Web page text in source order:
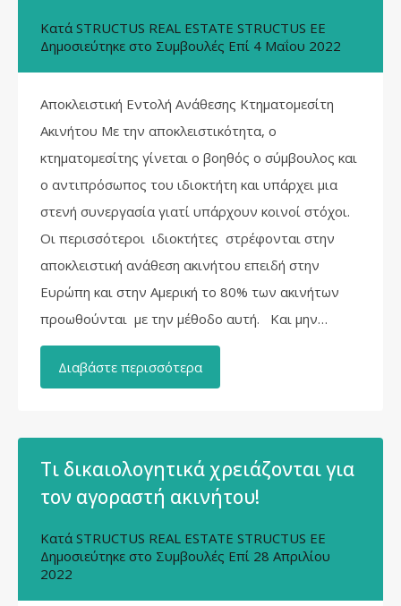
Κατά STRUCTUS REAL ESTATE STRUCTUS EE
Δημοσιεύτηκε στο Συμβουλές Επί 4 Μαΐου 2022
Αποκλειστική Εντολή Ανάθεσης Κτηματομεσίτη
Ακινήτου Με την αποκλειστικότητα, ο
κτηματομεσίτης γίνεται ο βοηθός ο σύμβουλος και
ο αντιπρόσωπος του ιδιοκτήτη και υπάρχει μια
στενή συνεργασία γιατί υπάρχουν κοινοί στόχοι.
Οι περισσότεροι ιδιοκτήτες στρέφονται στην
αποκλειστική ανάθεση ακινήτου επειδή στην
Ευρώπη και στην Αμερική το 80% των ακινήτων
προωθούνται με την μέθοδο αυτή. Και μην…
Διαβάστε περισσότερα
Τι δικαιολογητικά χρειάζονται για
τον αγοραστή ακινήτου!
Κατά STRUCTUS REAL ESTATE STRUCTUS EE
Δημοσιεύτηκε στο Συμβουλές Επί 28 Απριλίου
2022